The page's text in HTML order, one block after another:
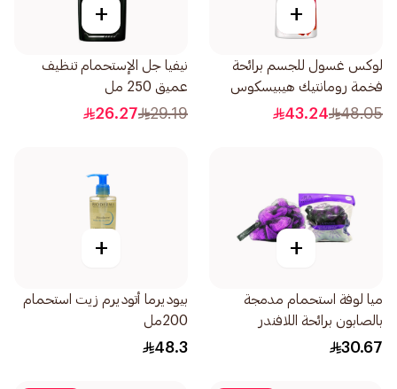
+
لوكس غسول للجسم برائحة
فخمة رومانتيك هيبيسكوس
700مل
48.05
43.24
+
نيفيا جل الإستحمام تنظيف
عميق 250 مل
29.19
26.27
+
ميا لوفة استحمام مدمجة
بالصابون برائحة اللافندر
120جرام
30.67
+
بيوديرما أتوديرم زيت استحمام
200مل
48.3